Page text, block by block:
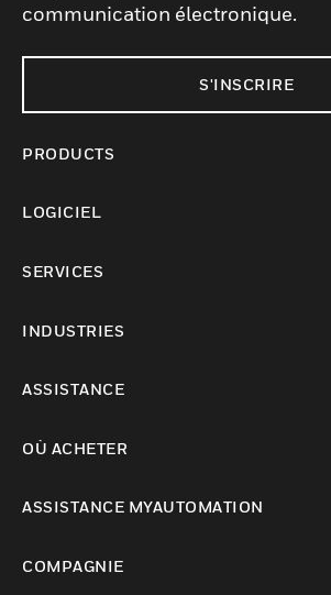
communication électronique.
S'INSCRIRE
PRODUCTS
LOGICIEL
SERVICES
INDUSTRIES
ASSISTANCE
OÙ ACHETER
ASSISTANCE MYAUTOMATION
COMPAGNIE